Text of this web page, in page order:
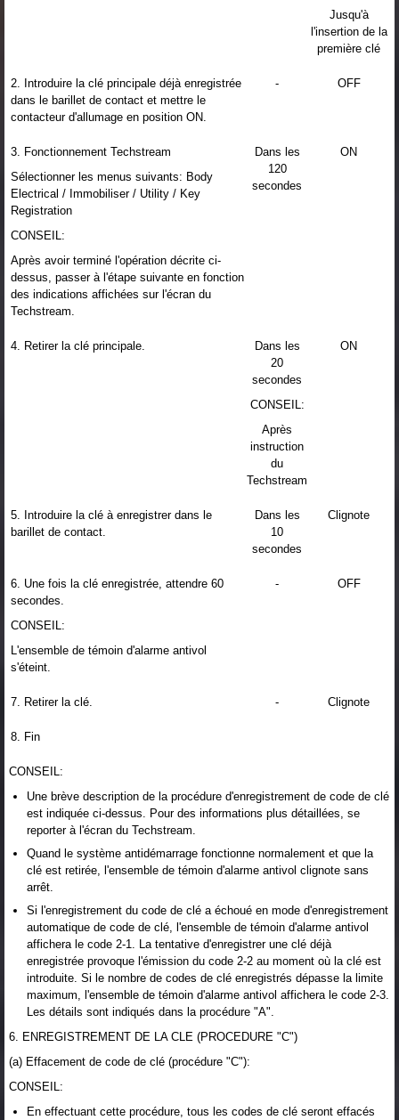
Jusqu'à
l'insertion de la
première clé
2. Introduire la clé principale déjà enregistrée
dans le barillet de contact et mettre le
contacteur d'allumage en position ON.
- OFF
3. Fonctionnement Techstream
Sélectionner les menus suivants: Body
Electrical / Immobiliser / Utility / Key
Registration
CONSEIL:
Après avoir terminé l'opération décrite ci-
dessus, passer à l'étape suivante en fonction
des indications affichées sur l'écran du
Techstream.
Dans les
120
secondes
ON
4. Retirer la clé principale.
Dans les
20
secondes
CONSEIL:
Après
instruction
du
Techstream
ON
5. Introduire la clé à enregistrer dans le
barillet de contact.
Dans les
10
secondes
Clignote
6. Une fois la clé enregistrée, attendre 60
secondes.
CONSEIL:
L'ensemble de témoin d'alarme antivol
s'éteint.
- OFF
7. Retirer la clé. - Clignote
8. Fin
CONSEIL:
Une brève description de la procédure d'enregistrement de code de clé
est indiquée ci-dessus. Pour des informations plus détaillées, se
reporter à l'écran du Techstream.
Quand le système antidémarrage fonctionne normalement et que la
clé est retirée, l'ensemble de témoin d'alarme antivol clignote sans
arrêt.
Si l'enregistrement du code de clé a échoué en mode d'enregistrement
automatique de code de clé, l'ensemble de témoin d'alarme antivol
affichera le code 2-1. La tentative d'enregistrer une clé déjà
enregistrée provoque l'émission du code 2-2 au moment où la clé est
introduite. Si le nombre de codes de clé enregistrés dépasse la limite
maximum, l'ensemble de témoin d'alarme antivol affichera le code 2-3.
Les détails sont indiqués dans la procédure "A".
6. ENREGISTREMENT DE LA CLE (PROCEDURE "C")
(a) Effacement de code de clé (procédure "C"):
CONSEIL:
En effectuant cette procédure, tous les codes de clé seront effacés